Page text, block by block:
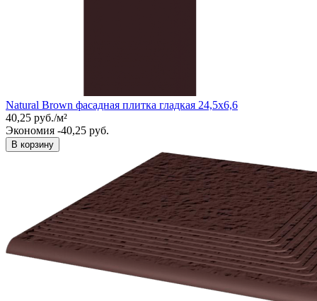
Natural Brown фасадная плитка гладкая 24,5x6,6
40,25 руб./м²
Экономия -40,25 руб.
В корзину